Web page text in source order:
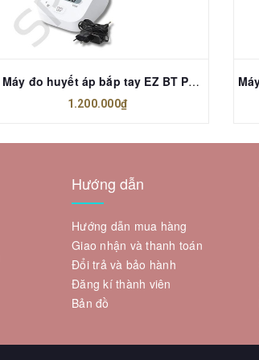
Máy đo huyết áp bắp tay EZ BT Power OMRON (HEM-7183T1-C)
1.200.000₫
Hướng dẫn
Hướng dẫn mua hàng
Giao nhận và thanh toán
Đổi trả và bảo hành
Đăng kí thành viên
Bản đồ